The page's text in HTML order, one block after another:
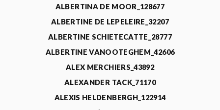
ALBERTINA DE MOOR_128677
ALBERTINE DE LEPELEIRE_32207
ALBERTINE SCHIETECATTE_28777
ALBERTINE VANOOTEGHEM_42606
ALEX MERCHIERS_43892
ALEXANDER TACK_71170
ALEXIS HELDENBERGH_122914